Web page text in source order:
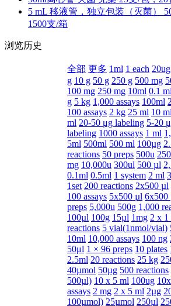
5 mL 移液管，独立包装（灭菌）
1500支/箱
浏览历史
全部 更多 1ml 1 each 20ug
g 10 g 50 g 250 g 500 mg
100 mg 250 mg 10ml 0.1 ml
g 5 kg 1,000 assays 100ml
100 assays 2 kg 25 ml 10 ml
ml 20-50 μg labeling 5-20
labeling 1000 assays 1 ml
5ml 500ml 500 ml 100µg
reactions 50 preps 500u
mg 10,000u 300ul 500 µl
0.1ml 0.5ml 1 system 2 ml
1set 200 reactions 2x500 µl
100 assays 5x500 µl 6x500
preps 5,000u 500g 1,000
100µl 100g 15µl 1mg 2 x 1
reactions 5 vial(1nmol/vial)
10ml 10,000 assays 100 ng
50μl 1 × 96 preps 10 plates
2.5ml 20 reactions 25 kg
40µmol 50µg 500 reactions
500µl) 10 x 5 ml 100ug
assays 2 mg 2 x 5 ml 2µg
100µmol) 25µmol 250µl